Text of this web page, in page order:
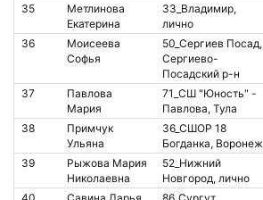
35
Метлинова
Екатерина
33_Владимир,
лично
36
Моисеева
Софья
50_Сергиев Посад,
Сергиево-
Посадский р-н
37
Павлова
Мария
71_СШ "Юность" -
Павлова, Тула
38
Примчук
Ульяна
36_СШОР 18
Богданка, Воронеж
39
Рыжова Мария
Николаевна
52_Нижний
Новгород, лично